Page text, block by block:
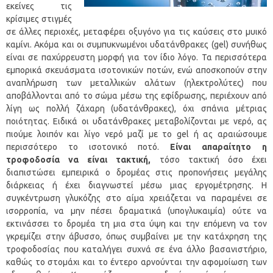
εκείνες τις
κρίσιμες στιγμές
σε άλλες περιοχές, μεταφέρει οξυγόνο για τις καύσεις στο μυικό
καμίνι. Ακόμα και οι συμπυκνωμένοι υδατάνθρακες (gel) συνήθως
είναι σε παχύρρευστη μορφή για τον ίδιο λόγο. Τα περισσότερα
εμπορικά σκευάσματα ισοτονικών ποτών, ενώ αποσκοπούν στην
αναπλήρωση των μεταλλικών αλάτων (ηλεκτρολύτες) που
αποβάλλονται από το σώμα μέσω της εφίδρωσης, περιέχουν από
λίγη ως πολλή ζάχαρη (υδατάνθρακες), όχι σπάνια μέτριας
ποιότητας. Ειδικά οι υδατάνθρακες μεταβολίζονται με νερό, ας
πιούμε λοιπόν και λίγο νερό μαζί με το gel ή ας αραιώσουμε
περισσότερο το ισοτονικό ποτό. Είναι απαραίτητο η
τροφοδοσία να είναι τακτική, τόσο τακτική όσο έχει
διαπιστώσει εμπειρικά ο δρομέας στις προπονήσεις μεγάλης
διάρκειας ή έχει διαγνωστεί μέσω μιας εργομέτρησης. Η
συγκέντρωση γλυκόζης στο αίμα χρειάζεται να παραμένει σε
ισορροπία, να μην πέσει δραματικά (υπογλυκαιμία) ούτε να
εκτινάσσει το δρομέα τη μια στα ύψη και την επόμενη να τον
γκρεμίζει στην άβυσσο, όπως συμβαίνει με την κατάχρηση της
τροφοδοσίας που καταλήγει συχνά σε ένα άλλο βασανιστήριο,
καθώς το στομάχι και το έντερο αρνούνται την αφομοίωση των